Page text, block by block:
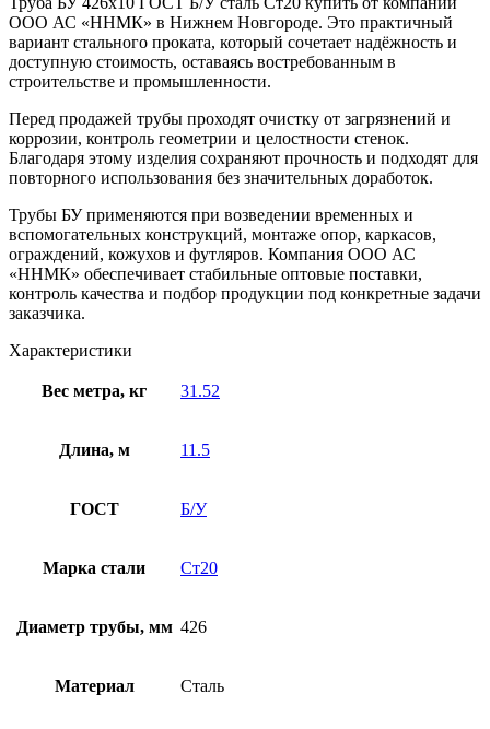
ООО АС «ННМК» в Нижнем Новгороде. Это практичный
вариант стального проката, который сочетает надёжность и
доступную стоимость, оставаясь востребованным в
строительстве и промышленности.
Перед продажей трубы проходят очистку от загрязнений и
коррозии, контроль геометрии и целостности стенок.
Благодаря этому изделия сохраняют прочность и подходят для
повторного использования без значительных доработок.
Трубы БУ применяются при возведении временных и
вспомогательных конструкций, монтаже опор, каркасов,
ограждений, кожухов и футляров. Компания ООО АС
«ННМК» обеспечивает стабильные оптовые поставки,
контроль качества и подбор продукции под конкретные задачи
заказчика.
Характеристики
Вес метра, кг 31.52
Длина, м 11.5
ГОСТ Б/У
Марка стали Ст20
Диаметр трубы, мм 426
Материал Сталь